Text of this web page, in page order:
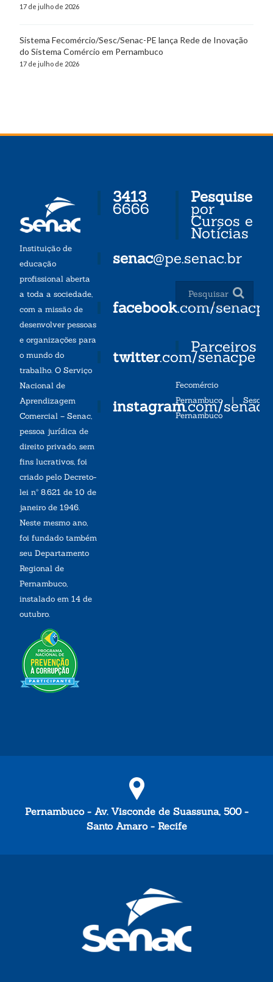
17 de julho de 2026
Sistema Fecomércio/Sesc/Senac-PE lança Rede de Inovação
do Sistema Comércio em Pernambuco
17 de julho de 2026
Instituição de
educação
profissional aberta
a toda a sociedade,
com a missão de
desenvolver pessoas
e organizações para
o mundo do
trabalho. O Serviço
Nacional de
Aprendizagem
Comercial – Senac,
pessoa jurídica de
direito privado, sem
fins lucrativos, foi
criado pelo Decreto-
lei nº 8.621 de 10 de
janeiro de 1946.
Neste mesmo ano,
foi fundado também
seu Departamento
Regional de
Pernambuco,
instalado em 14 de
outubro.
3413
6666
senac@pe.senac.br
facebook.com/senacpe
twitter.com/senacpe
instagram.com/
Pesquise
por
Cursos e
Notícias
Parceiros
Fecomércio
Pernambuco| Sesc
Pernambuco
Pernambuco - Av. Visconde de Suassuna, 500 -
Santo Amaro - Recife